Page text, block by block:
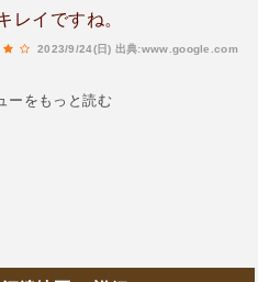
レイですね。
2023/9/24(日) 出典:www.google.com
ーをもっと読む